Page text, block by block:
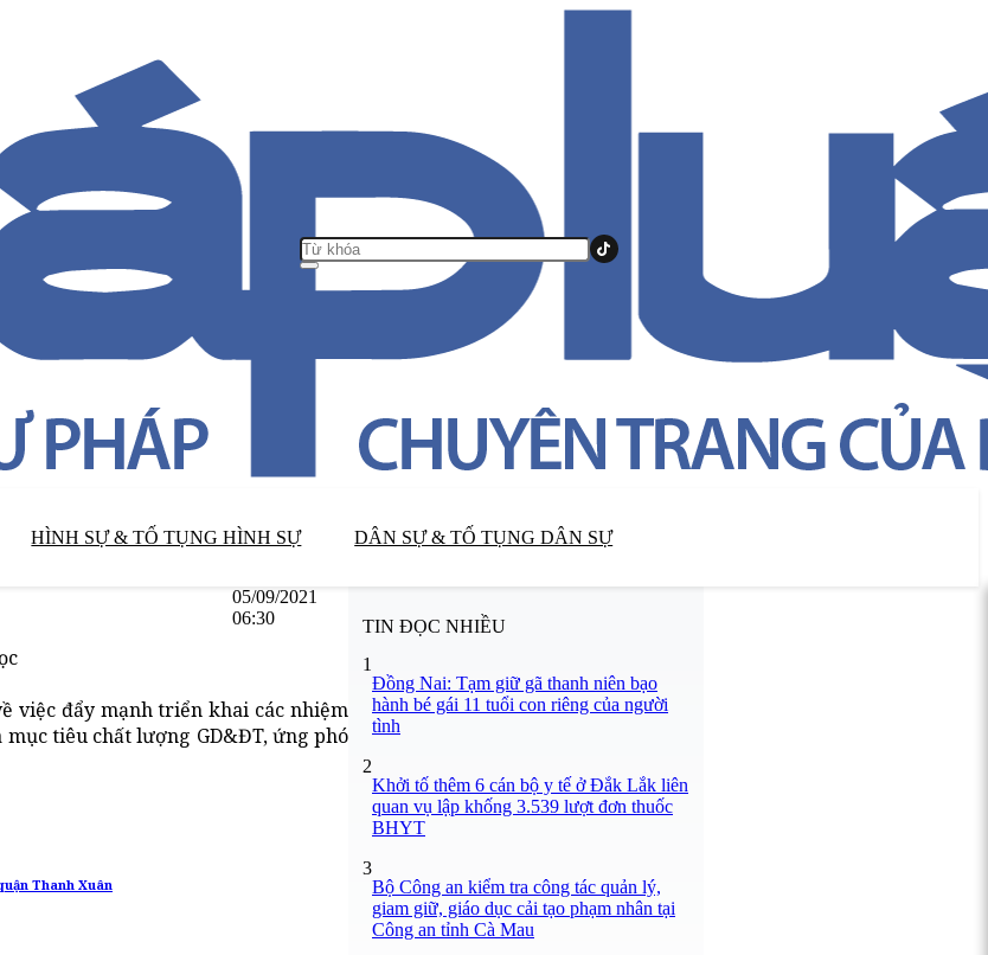
HÌNH SỰ & TỐ TỤNG HÌNH SỰ DÂN SỰ & TỐ TỤNG DÂN SỰ
05/09/2021
06:30
việc đẩy mạnh triển khai các nhiệm
tiêu chất lượng GD&ĐT, ứng phó
Thanh Xuân
TIN ĐỌC NHIỀU
1
Đồng Nai: Tạm giữ gã thanh niên bạo
hành bé gái 11 tuổi con riêng của người
tình
2
Khởi tố thêm 6 cán bộ y tế ở Đắk Lắk liên
quan vụ lập khống 3.539 lượt đơn thuốc
BHYT
3
Bộ Công an kiểm tra công tác quản lý,
giam giữ, giáo dục cải tạo phạm nhân tại
Công an tỉnh Cà Mau